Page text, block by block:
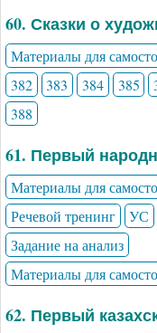
60. Сказки о
Материалы для
382
383 384 385
388
61. Первый
Материалы для
Речевой тренинг
УС
Задание на анализ
Материалы для
62. Первый